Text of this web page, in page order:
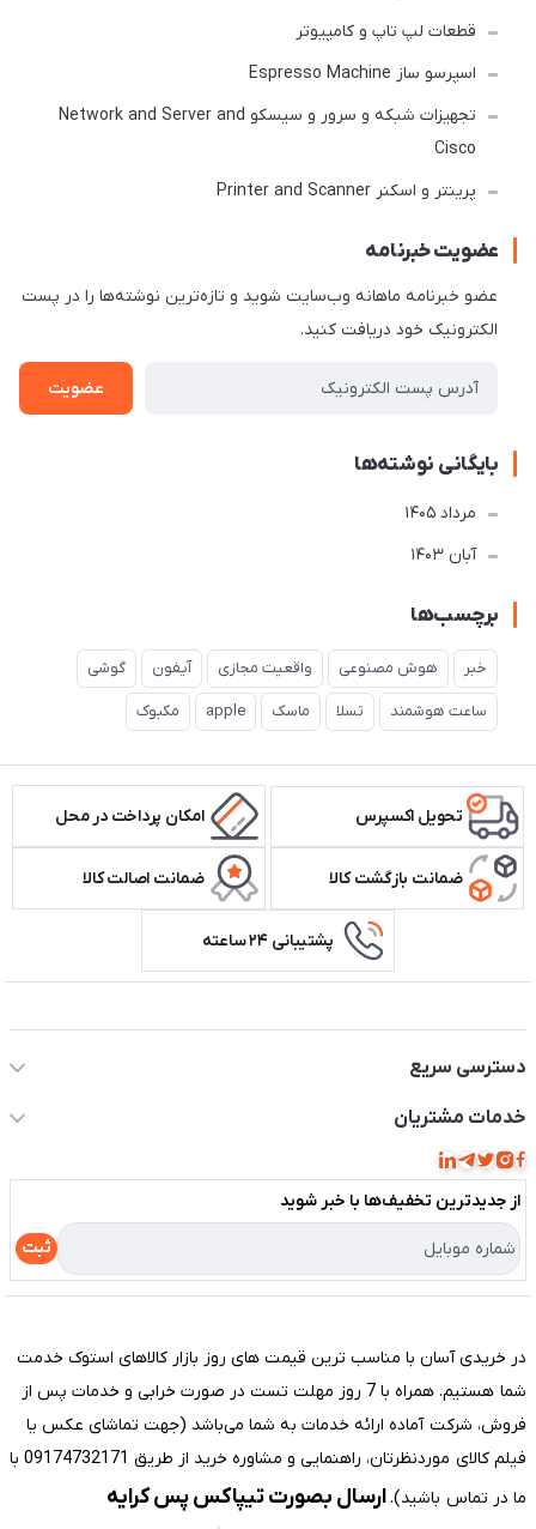
قطعات لپ تاپ و کامپیوتر
اسپرسو ساز Espresso Machine
تجهیزات شبکه و سرور و سیسکو Network and Server and
Cisco
پرینتر و اسکنر Printer and Scanner
عضویت خبرنامه
عضو خبرنامه ماهانه وب‌سایت شوید و تازه‌ترین نوشته‌ها را در پست
الکترونیک خود دریافت کنید.
عضویت
بایگانی نوشته‌ها
مرداد 1405
آبان 1403
برچسب‌ها
خبر هوش مصنوعی واقعیت مجازی آیفون گوشی
ساعت هوشمند تسلا ماسک apple مکبوک
تحویل اکسپرس امکان پرداخت در محل
ضمانت بازگشت کالا ضمانت اصالت کالا
پشتیبانی ۲۴ ساعته
دسترسی سریع
حساب کاربری
مجله فروشگاه
لیست محصولات
درباره ما
تماس با ما
خدمات مشتریان
قوانین و مقررات
حریم خصوصی
راهنما
از جدید‌ترین تخفیف‌ها با‌ خبر شوید
ثبت
در خریدی آسان با مناسب ترین قیمت های روز بازار کالاهای استوک خدمت
شما هستیم. همراه با 7 روز مهلت تست در صورت خرابی و خدمات پس از
فروش، شرکت آماده ارائه خدمات به شما می‌باشد (جهت تماشای عکس یا
فیلم کالای موردنظرتان، راهنمایی و مشاوره خرید از طریق 09174732171 با
ما در تماس باشید).ارسال بصورت تیپاکس پس کرایه